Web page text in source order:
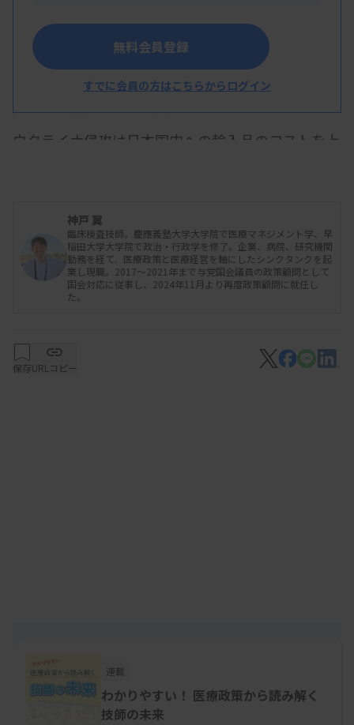
をしてみたいと思います。
ウクライナ侵攻は日本国内への輸入品のコストを上
まで広がりました。このような状況を打開するため
に政府が掲げたのが賃上げ政策であり、国民の購買
力を高めることで、企業が安心して投資活動を行
い、回り回って物価の好循環へ繋げるというもので
2024年春の賃上げ率は5％超えという約30年ぶりの
臨床検査技師の賃金実態
臨床検査技師の給与については、政府統計を基に層
無料会員登録
すでに会員の方はこちらからログイン
神戸 翼
臨床検査技師。慶應義塾大学大学院で医療マネジメント学、早
稲田大学大学院で政治・行政学を修了。企業、病院、研究機関
勤務を経て、医療政策と医療経営を軸にしたシンクタンクを起
業し現職。2017～2021年まで与党国会議員の政策顧問として
国会対応に従事し、2024年11月より再度政策顧問に就任し
た。
保存URLコピー
連載
わかりやすい！ 医療政策から読み解く
技師の未来